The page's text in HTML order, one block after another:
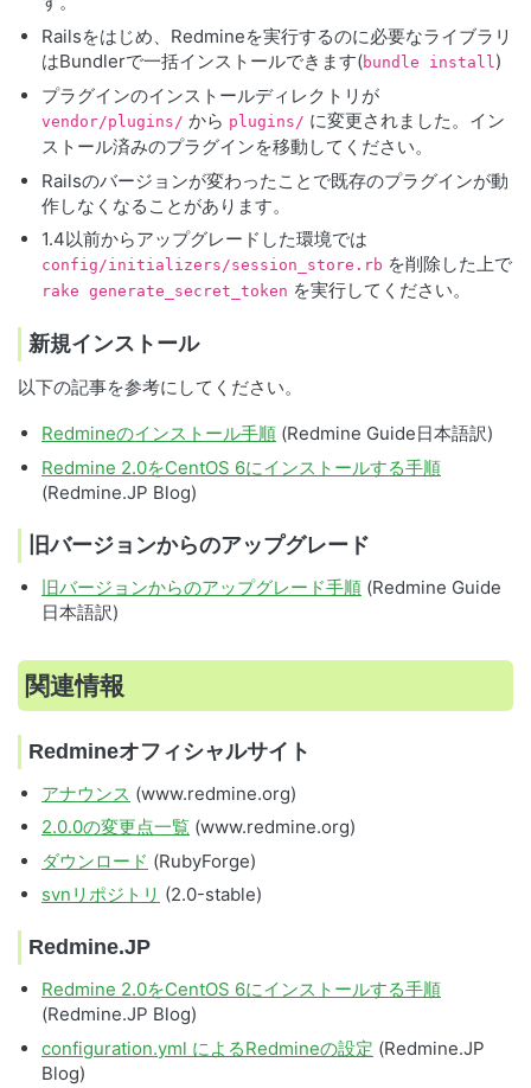
Railsをはじめ、Redmineを実行するのに必要なライブラリ
はBundlerで一括インストールできます(bundle install )
プラグインのインストールディレクトリが
vendor/plugins/ から plugins/ に変更されました。イン
ストール済みのプラグインを移動してください。
Railsのバージョンが変わったことで既存のプラグインが動
作しなくなることがあります。
1.4以前からアップグレードした環境では
config/initializers/session_store.rb を削除した上で
rake generate_secret_token を実行してください。
新規インストール
以下の記事を参考にしてください。
Redmineのインストール手順 (Redmine Guide日本語訳)
Redmine 2.0をCentOS 6にインストールする手順
(Redmine.JP Blog)
旧バージョンからのアップグレード
旧バージョンからのアップグレード手順 (Redmine Guide
日本語訳)
関連情報
Redmineオフィシャルサイト
アナウンス (www.redmine.org)
2.0.0の変更点一覧 (www.redmine.org)
ダウンロード (RubyForge)
svnリポジトリ (2.0-stable)
Redmine.JP
Redmine 2.0をCentOS 6にインストールする手順
(Redmine.JP Blog)
configuration.yml によるRedmineの設定 (Redmine.JP
Blog)